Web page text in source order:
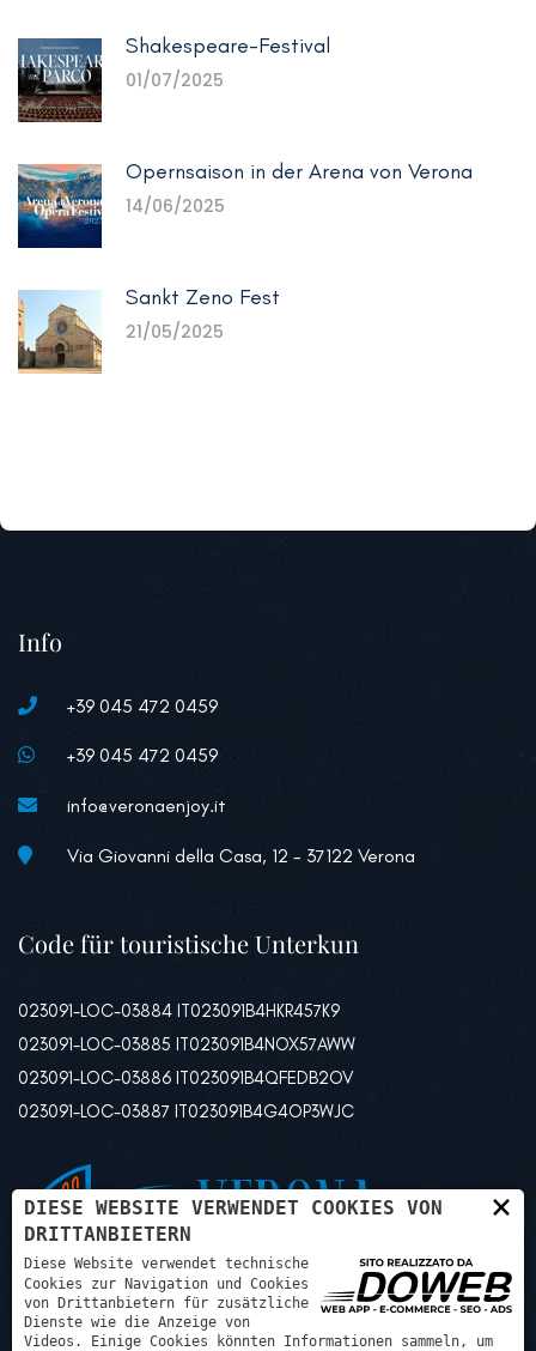
Shakespeare-Festival
01/07/2025
Opernsaison in der Arena von Verona
14/06/2025
Sankt Zeno Fest
21/05/2025
Info
+39 045 472 0459
+39 045 472 0459
info@veronaenjoy.it
Via Giovanni della Casa, 12 - 37122 Verona
Code für touristische Unterkun
023091-LOC-03884 IT023091B4HKR457K9
023091-LOC-03885 IT023091B4NOX57AWW
023091-LOC-03886 IT023091B4QFEDB2OV
023091-LOC-03887 IT023091B4G4OP3WJC
×
DIESE WEBSITE VERWENDET COOKIES VON
DRITTANBIETERN
Diese Website verwendet technische
Cookies zur Navigation und Cookies
von Drittanbietern für zusätzliche
Dienste wie die Anzeige von
Videos. Einige Cookies könnten Informationen sammeln, um